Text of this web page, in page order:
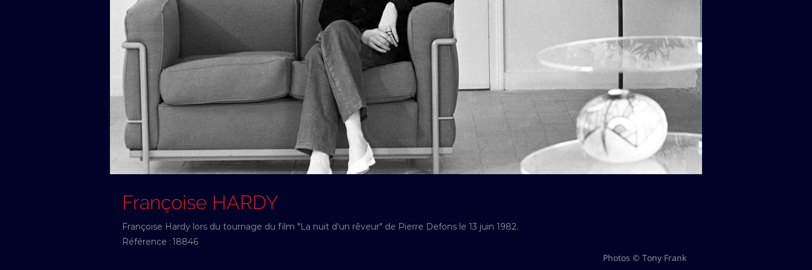
Françoise HARDY
Françoise Hardy lors du tournage du film "La nuit d'un rêveur" de Pierre Defons le 13 juin 1982.
Référence :18846
Photos © Tony Frank